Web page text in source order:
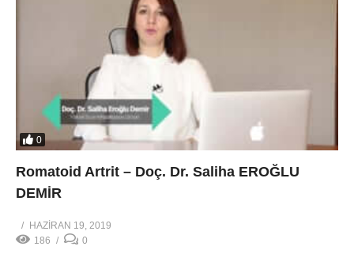
0
Romatoid Artrit – Doç. Dr. Saliha EROĞLU
DEMİR
HAZIRAN 19, 2019
186
0